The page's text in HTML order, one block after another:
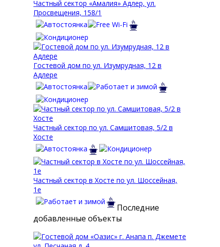
Частный сектор «Амалия» Адлер, ул.
Просвещения, 158/1
Гостевой дом по ул. Изумрудная, 12 в
Адлере
Частный сектор по ул. Самшитовая, 5/2 в
Хосте
Частный сектор в Хосте по ул. Шоссейная,
1е
Последние
добавленные объекты